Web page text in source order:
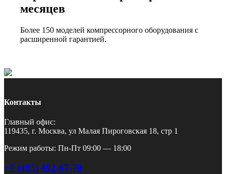
месяцев
Более 150 моделей компрессорного оборудования с
расширенной гарантией.
Контакты
Главный офис:
119435, г. Москва, ул Малая Пироговская 18, стр 1
Режим работы: Пн-Пт 09:00 — 18:00
+7 (495) 492-67-70